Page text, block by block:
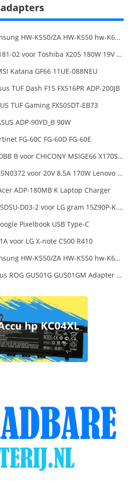
A4024_FPN voor Samsung HW-K550/ZA HW-K550 hw-K650 Soundbar
PA3546E-1AC3 Pa-1181-02 voor Toshiba X205 180W 19V 9.5A Laptop DC Charger Power Supply
Katana GF66 11UE-088NEU
TUF Dash F15 FX516PR ADP-200JB
TUF Gaming FX505DT-EB73
ADP-90YD_B 90W
FG-60C FG-60D FG-60E
A18-280P1A ADP-280BB B voor CHICONY MSIGE66 X170SMG, MSI GE66 GE76
45N0374 45N0370 45N0372 voor 20V 8.5A 170W Lenovo ThinkPad W540 T540P
ADP-180MB K Laptop Charger
EAY65895901 ADT-65DSU-D03-2 voor LG gram 15Z90P-K.ARB6U1 16T90P, LG gram 15Z90Q 16Z90Q 17Z90Q16Z95PD Series
Pixelbook USB Type-C
voor LG X-note C500 R410
A4024_FPN voor Samsung HW-K550/ZA HW-K550 hw-K650 Soundbar
A17-180P1A voor Asus ROG GU501G GU501GM Adapter Power Supply